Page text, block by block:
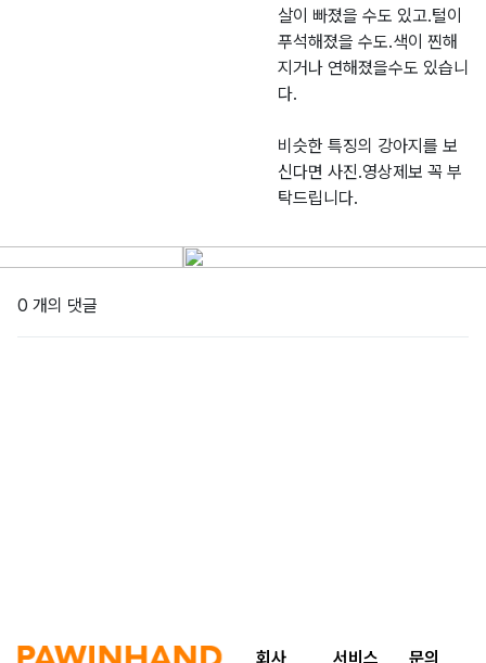
살이 빠졌을 수도 있고.털이
푸석해졌을 수도.색이 찐해
지거나 연해졌을수도 있습니
다.
비슷한 특징의 강아지를 보
신다면 사진.영상제보 꼭 부
탁드립니다.
0 개의 댓글
회사 서비스 문의